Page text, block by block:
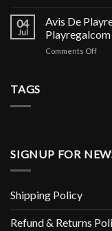
и
Mini-
04
Jul
Avis De
Playregalcom
Comments Offon
TAGS
SIGNUP FOR
Shipping Policy
Refund & Returns